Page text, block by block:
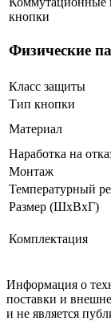
кнопки
Физические
Класс защиты
Тип кнопки
Материал
Наработка на
Монтаж
Температурный
Размер (ШxВxГ)
Комплектация
Информация о
поставки и
и не является